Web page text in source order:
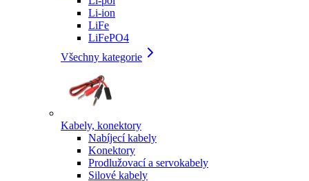
Li-ion
LiFe
LiFePO4
Všechny kategorie
Kabely, konektory
Nabíjecí kabely
Konektory
Prodlužovací a servokabely
Silové kabely